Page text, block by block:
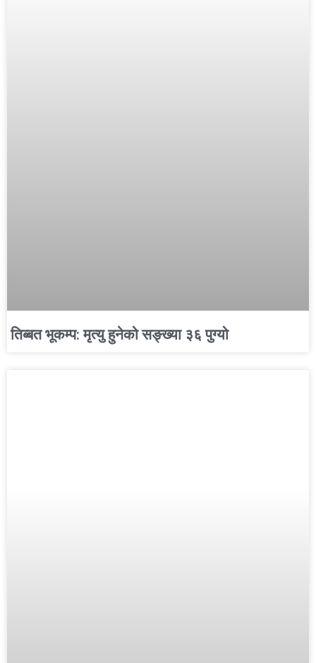
तिब्बत भूकम्प: मृत्यु हुनेको सङ्ख्या ३६ पुग्यो